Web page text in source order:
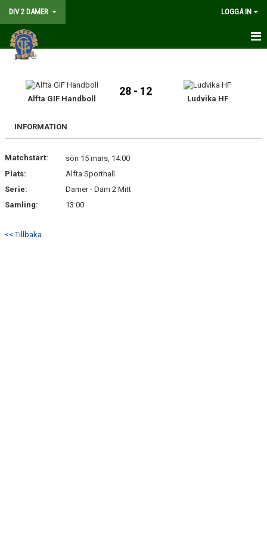
DIV 2 DAMER LOGGA IN
HEM
NYHETER
MATCHER
KALENDER
TRUPPEN
KONTAKT
Alfta GIF Handboll
28 - 12
Ludvika HF
INFORMATION
Matchstart:
sön 15 mars, 14:00
Plats:
Alfta Sporthall
Serie:
Damer - Dam 2 Mitt
Samling:
13:00
<< Tillbaka